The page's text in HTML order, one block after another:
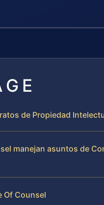
de Propiedad
manejan asuntos de
Of Counsel